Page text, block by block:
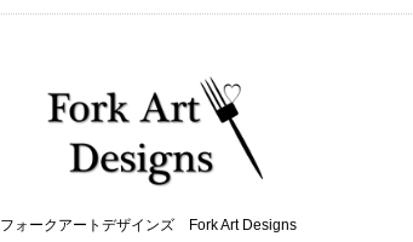
フォークアートデザインズ Fork Art Designs